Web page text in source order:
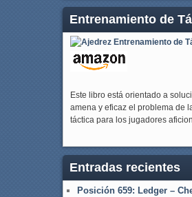
Entrenamiento de
Este libro está orientado a
amena y eficaz el problema de
táctica para los jugadores
Entradas recientes
Posición 659: Ledger –